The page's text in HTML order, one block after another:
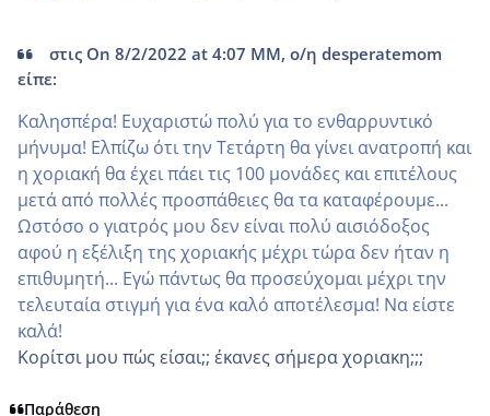
στις On 8/2/2022 at 4:07 ΜΜ, ο/η desperatemom
είπε:
Καλησπέρα! Ευχαριστώ πολύ για το ενθαρρυντικό
μήνυμα! Ελπίζω ότι την Τετάρτη θα γίνει ανατροπή και
η χοριακή θα έχει πάει τις 100 μονάδες και επιτέλους
μετά από πολλές προσπάθειες θα τα καταφέρουμε...
Ωστόσο ο γιατρός μου δεν είναι πολύ αισιόδοξος
αφού η εξέλιξη της χοριακής μέχρι τώρα δεν ήταν η
επιθυμητή... Εγώ πάντως θα προσεύχομαι μέχρι την
τελευταία στιγμή για ένα καλό αποτέλεσμα! Να είστε
καλά!
Κορίτσι μου πώς είσαι;; έκανες σήμερα χοριακη;;;
Παράθεση